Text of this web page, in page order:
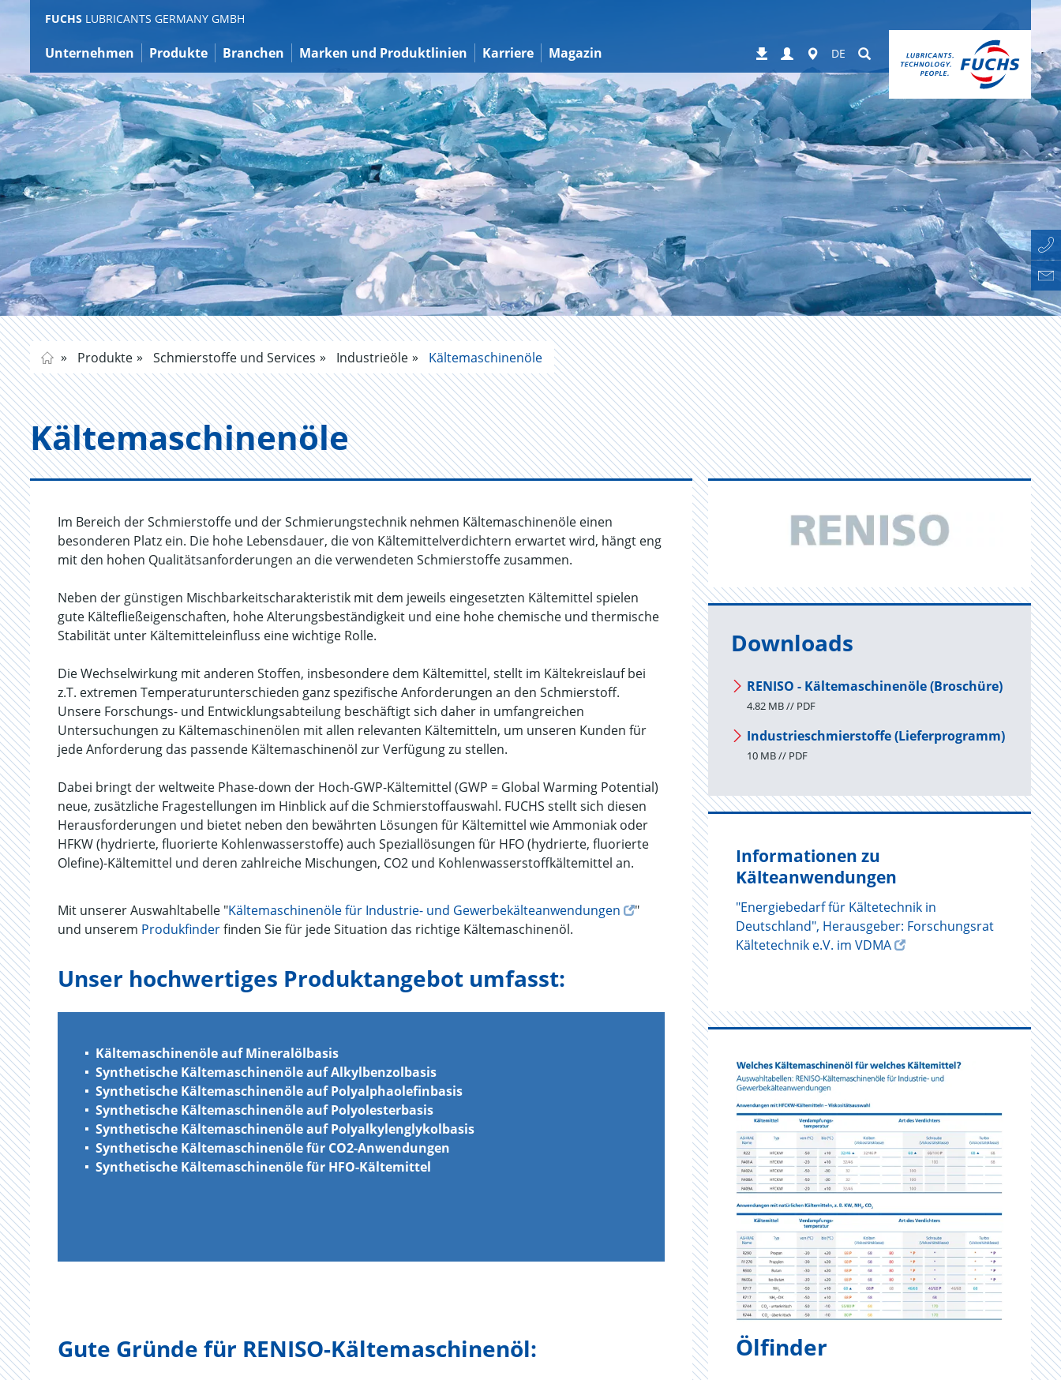
FUCHS LUBRICANTS GERMANY GMBH
Unternehmen Produkte Branchen Marken und Produktlinien Karriere Magazin Downloads
Login Worldwide
DE Suchen
Produkte Schmierstoffe und Services Industrieöle Kältemaschinenöle
Käl­te­ma­schi­nen­öle
Im Bereich der Schmierstoffe und der Schmierungstechnik nehmen Kältemaschinenöle einen
besonderen Platz ein. Die hohe Lebensdauer, die von Kältemittelverdichtern erwartet wird, hängt eng
mit den hohen Qualitätsanforderungen an die verwendeten Schmierstoffe zusammen.
Neben der günstigen Mischbarkeitscharakteristik mit dem jeweils eingesetzten Kältemittel spielen
gute Kältefließeigenschaften, hohe Alterungsbeständigkeit und eine hohe chemische und thermische
Stabilität unter Kältemitteleinfluss eine wichtige Rolle.
Die Wechselwirkung mit anderen Stoffen, insbesondere dem Kältemittel, stellt im Kältekreislauf bei
z.T. extremen Temperaturunterschieden ganz spezifische Anforderungen an den Schmierstoff.
Unsere Forschungs- und Entwicklungsabteilung beschäftigt sich daher in umfangreichen
Untersuchungen zu Kältemaschinenölen mit allen relevanten Kältemitteln, um unseren Kunden für
jede Anforderung das passende Kältemaschinenöl zur Verfügung zu stellen.
Dabei bringt der weltweite Phase-down der Hoch-GWP-Kältemittel (GWP = Global Warming Potential)
neue, zusätzliche Fragestellungen im Hinblick auf die Schmierstoffauswahl. FUCHS stellt sich diesen
Herausforderungen und bietet neben den bewährten Lösungen für Kältemittel wie Ammoniak oder
HFKW (hydrierte, fluorierte Kohlenwasserstoffe) auch Speziallösungen für HFO (hydrierte, fluorierte
Olefine)-Kältemittel und deren zahlreiche Mischungen, CO2 und Kohlenwasserstoffkältemittel an.
Mit unserer Auswahltabelle "Kältemaschinenöle für Industrie- und Gewerbekälteanwendungen
"
und unserem Produkfinderfinden Sie für jede Situation das richtige Kältemaschinenöl.
Unser hochwertiges Produktangebot umfasst:
Kältemaschinenöle auf Mineralölbasis
Synthetische Kältemaschinenöle auf Alkylbenzolbasis
Synthetische Kältemaschinenöle auf Polyalphaolefinbasis
Synthetische Kältemaschinenöle auf Polyolesterbasis
Synthetische Kältemaschinenöle auf Polyalkylenglykolbasis
Synthetische Kältemaschinenöle für CO2-Anwendungen
Synthetische Kältemaschinenöle für HFO-Kältemittel
Gute Gründe für RENISO-Kältemaschinenöl:
Downloads
RENISO - Kältemaschinenöle (Broschüre)
4.82 MB // PDF
Industrieschmierstoffe (Lieferprogramm)
10 MB // PDF
Informationen zu
Kälteanwendungen
"Energiebedarf für Kältetechnik in
Deutschland", Herausgeber: Forschungsrat
Kältetechnik e.V. im VDMA
Ölfinder